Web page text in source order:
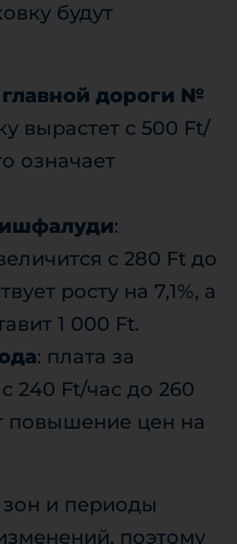
будут
дороги №
вырастет с 500 Ft/
означает
:
с 280 Ft до
росту на 7,1%, а
1 000 Ft.
: плата за
240 Ft/час до 260
повышение цен на
и периоды
поэтому